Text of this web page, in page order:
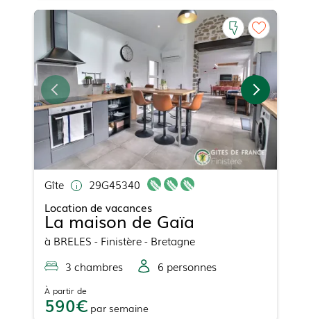
Gîte
29G45340
Location de vacances
La maison de Gaïa
à BRELES - Finistère - Bretagne
3 chambres 6 personnes
À partir de
590 par semaine